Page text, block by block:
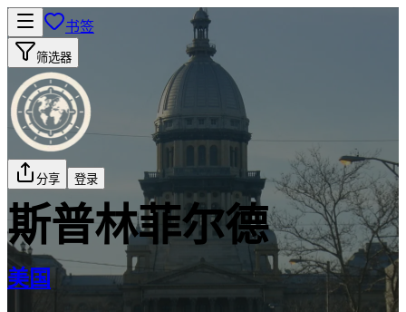
书签
筛选器
分享 登录
斯普林菲尔德
美国